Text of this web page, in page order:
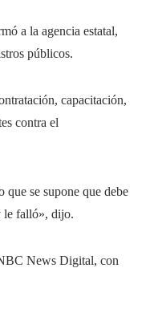
a la agencia estatal,
públicos.
capacitación,
contra el
que se supone que debe
le falló», dijo.
News Digital, con